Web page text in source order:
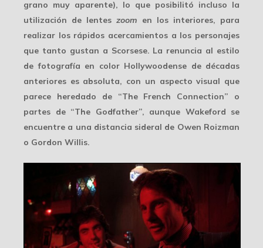
grano muy aparente), lo que posibilitó incluso la
utilización de lentes zoom en los interiores, para
realizar los rápidos acercamientos a los personajes
que tanto gustan a Scorsese. La renuncia al estilo
de fotografía en color Hollywoodense de décadas
anteriores es absoluta, con un aspecto visual que
parece heredado de “The French Connection” o
partes de “The Godfather”, aunque Wakeford se
encuentre a una distancia sideral de Owen Roizman
o Gordon Willis.